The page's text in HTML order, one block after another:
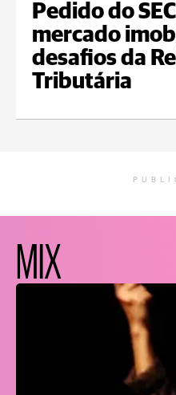
Pedido do
mercado
desafios da
Tributária
MIX